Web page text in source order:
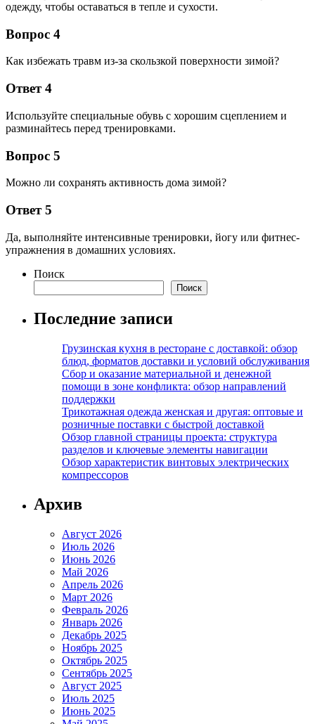
одежду, чтобы оставаться в тепле и сухости.
Вопрос 4
Как избежать травм из-за скользкой поверхности зимой?
Ответ 4
Используйте специальные обувь с хорошим сцеплением и
разминайтесь перед тренировками.
Вопрос 5
Можно ли сохранять активность дома зимой?
Ответ 5
Да, выполняйте интенсивные тренировки, йогу или фитнес-
упражнения в домашних условиях.
Поиск
Поиск
Последние записи
Грузинская кухня в ресторане с доставкой: обзор
блюд, форматов доставки и условий обслуживания
Сбор и оказание материальной и денежной
помощи в зоне конфликта: обзор направлений
поддержки
Трикотажная одежда женская и другая: оптовые и
розничные поставки с быстрой доставкой
Обзор главной страницы проекта: структура
разделов и ключевые элементы навигации
Обзор характеристик винтовых электрических
компрессоров
Архив
Август 2026
Июль 2026
Июнь 2026
Май 2026
Апрель 2026
Март 2026
Февраль 2026
Январь 2026
Декабрь 2025
Ноябрь 2025
Октябрь 2025
Сентябрь 2025
Август 2025
Июль 2025
Июнь 2025